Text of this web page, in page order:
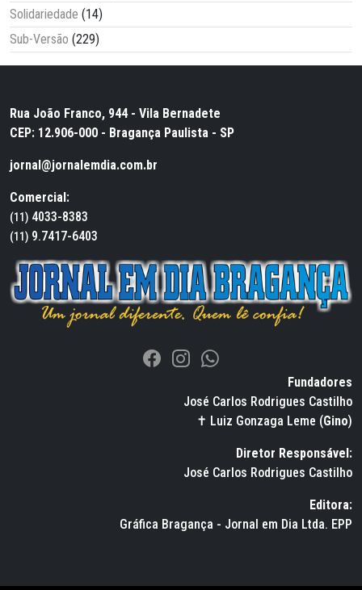
Solidariedade (14)
Sub-Versão (229)
Rua João Franco, 944 - Vila Bernadete
CEP: 12.906-000 - Bragança Paulista - SP
jornal@jornalemdia.com.br
Comercial:
(11) 4033-8383
(11) 9.7417-6403
Fundadores
José Carlos Rodrigues Castilho
✝ Luiz Gonzaga Leme (Gino)
Diretor Responsável:
José Carlos Rodrigues Castilho
Editora:
Gráfica Bragança - Jornal em Dia Ltda. EPP